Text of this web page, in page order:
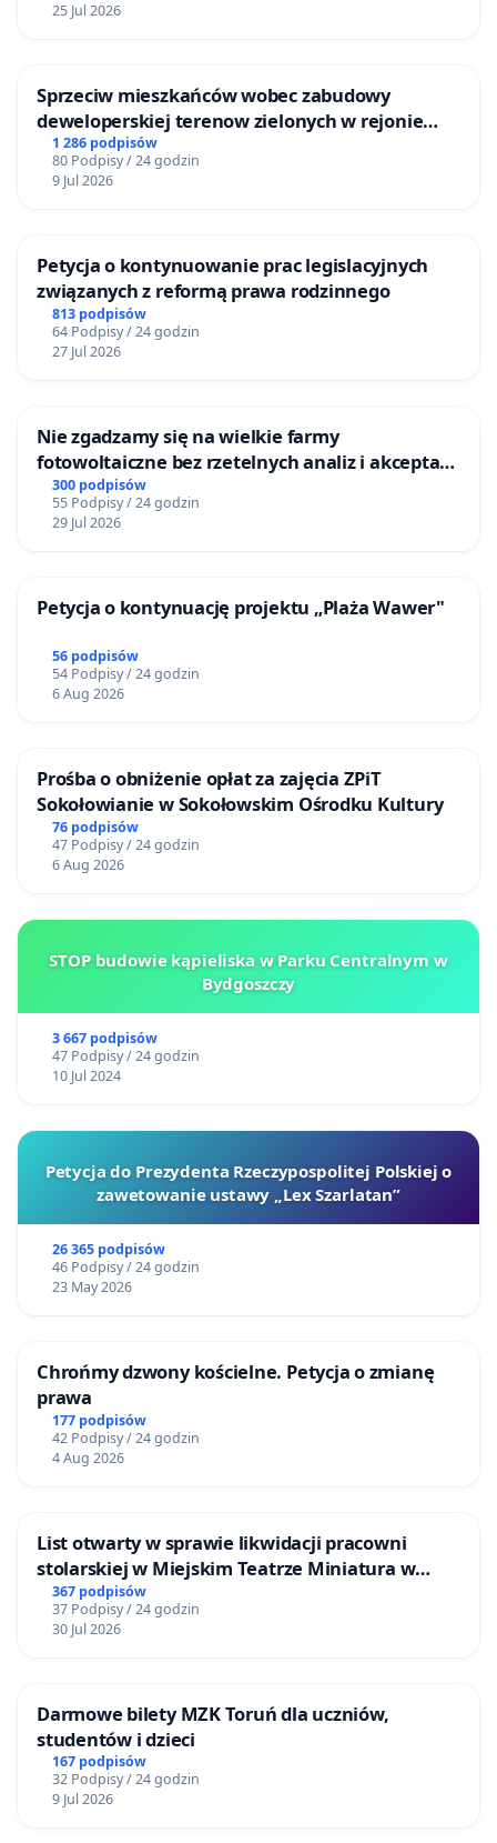
25 Jul 2026
Sprzeciw mieszkańców wobec zabudowy
deweloperskiej terenow zielonych w rejonie
Bulwarów Straceńskich w Bielsku-Białej
1 286 podpisów
80 Podpisy / 24 godzin
9 Jul 2026
Petycja o kontynuowanie prac legislacyjnych
związanych z reformą prawa rodzinnego
813 podpisów
64 Podpisy / 24 godzin
27 Jul 2026
Nie zgadzamy się na wielkie farmy
fotowoltaiczne bez rzetelnych analiz i akceptacji
mieszkańców
300 podpisów
55 Podpisy / 24 godzin
29 Jul 2026
Petycja o kontynuację projektu „Plaża Wawer"
56 podpisów
54 Podpisy / 24 godzin
6 Aug 2026
Prośba o obniżenie opłat za zajęcia ZPiT
Sokołowianie w Sokołowskim Ośrodku Kultury
76 podpisów
47 Podpisy / 24 godzin
6 Aug 2026
STOP budowie kąpieliska w Parku Centralnym w
Bydgoszczy
3 667 podpisów
47 Podpisy / 24 godzin
10 Jul 2024
Petycja do Prezydenta Rzeczypospolitej Polskiej o
zawetowanie ustawy „Lex Szarlatan”
26 365 podpisów
46 Podpisy / 24 godzin
23 May 2026
Chrońmy dzwony kościelne. Petycja o zmianę
prawa
177 podpisów
42 Podpisy / 24 godzin
4 Aug 2026
List otwarty w sprawie likwidacji pracowni
stolarskiej w Miejskim Teatrze Miniatura w
Gdańsku
367 podpisów
37 Podpisy / 24 godzin
30 Jul 2026
Darmowe bilety MZK Toruń dla uczniów,
studentów i dzieci
167 podpisów
32 Podpisy / 24 godzin
9 Jul 2026